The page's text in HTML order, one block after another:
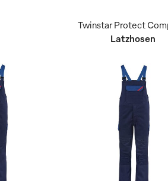
Latzhosen
Twinstar Protect